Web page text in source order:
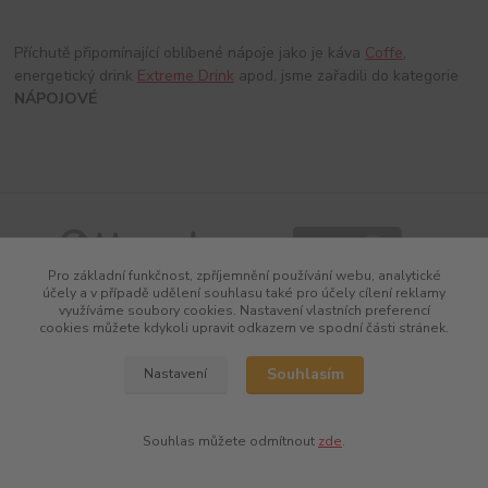
Příchutě připomínající oblíbené nápoje jako je káva Coffe,
energetický drink Extreme Drink apod. jsme zařadili do kategorie
NÁPOJOVÉ
Pro základní funkčnost, zpříjemnění používání webu, analytické
účely a v případě udělení souhlasu také pro účely cílení reklamy
využíváme soubory cookies. Nastavení vlastních preferencí
cookies můžete kdykoli upravit odkazem ve spodní části stránek.
Nastavení Souhlasím
Souhlas můžete odmítnout zde.